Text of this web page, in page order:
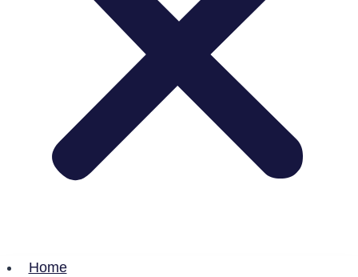
Home